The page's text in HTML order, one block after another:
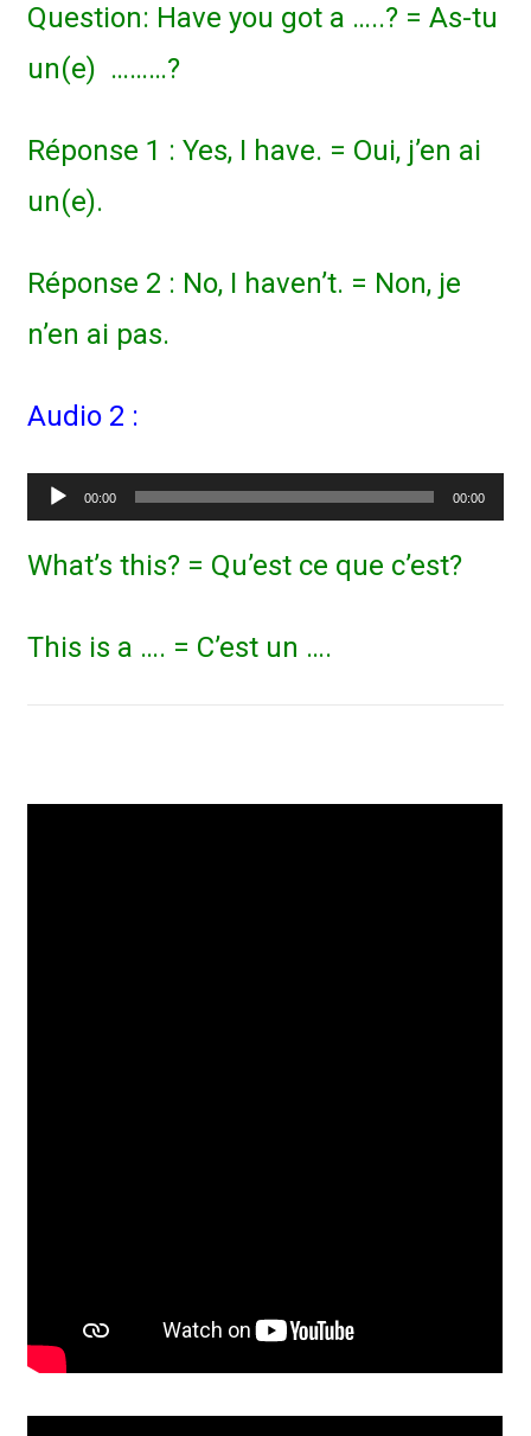
Question: Have you got a …..? = As-tu
un(e) ………?
Réponse 1 : Yes, I have. = Oui, j’en ai
un(e).
Réponse 2 : No, I haven’t. = Non, je
n’en ai pas.
Audio 2 :
Lecteur
audio
00:00 00:00
What’s this? = Qu’est ce que c’est?
This is a …. = C’est un ….